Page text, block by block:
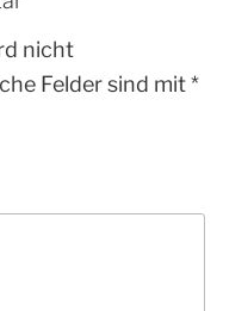
nicht
Felder sind mit*